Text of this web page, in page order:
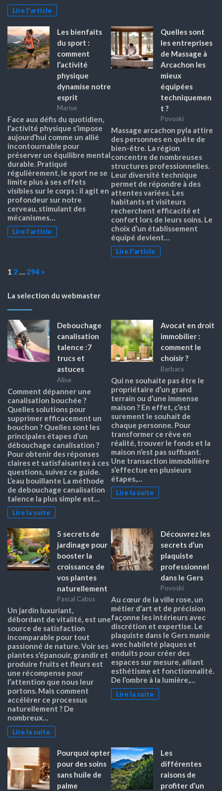
Lire l'article
Les bienfaits
du sport :
comment
l’activité
physique
dynamise notre
esprit
Marise
Face aux défis du quotidien,
l’activité physique s’impose
aujourd’hui comme un allié
incontournable pour
préserver un équilibre mental
durable. Pratiqué
régulièrement, le sport ne se
limite plus à ses effets
visibles sur le corps : il agit en
profondeur sur notre
cerveau, stimulant des
mécanismes…
Lire l'article
Quelles sont
les entreprises
de Massage à
Arcachon les
mieux
équipées
techniquemen
t ?
Povoski
Massage arcachon pyla attire
des personnes en quête de
bien-être. La région
concentre de nombreuses
structures professionnelles.
Leur diversité technique
permet de répondre à des
attentes variées. Les
habitants et visiteurs
recherchent efficacité et
confort lors de leurs soins. Le
choix d’un établissement
équipé devient…
Lire l'article
Page:
1 2 … 294 Next
»
La selection du webmaster
Debouchage
canalisation
talence :7
trucs et
astuces
Aline
Comment dépanner une
canalisation bouchée ?
Quelles solutions pour
supprimer efficacement un
bouchon ? Quelles sont les
principales étapes d’un
débouchage canalisation ?
Pour obtenir des réponses
claires et satisfaisantes à ces
questions, suivez ce guide.
L’eau bouillante La méthode
de debouchage canalisation
talence la plus simple est…
Lire la suite
Avocat en droit
immobilier :
comment le
choisir ?
Barbara
Qui ne souhaite pas être le
propriétaire d’un grand
terrain ou d’une immense
maison ? En effet, c’est
surement le souhait de
chaque personne. Pour
transformer ce rêve en
réalité, trouver le fonds et la
maison n’est pas suffisant.
Une transaction immobilière
s’effectue en plusieurs
étapes,…
Lire la suite
5 secrets de
jardinage pour
booster la
croissance de
vos plantes
naturellement
Pascal Cabus
Un jardin luxuriant,
débordant de vitalité, est une
source de satisfaction
incomparable pour tout
passionné de nature. Voir ses
plantes s’épanouir, grandir et
produire fruits et fleurs est
une récompense pour
l’attention que nous leur
portons. Mais comment
accélérer ce processus
naturellement ? De
nombreux…
Lire la suite
Découvrez les
secrets d’un
plaquiste
professionnel
dans le Gers
Povoski
Au cœur de la ville rose, un
métier d’art et de précision
façonne les intérieurs avec
discrétion et expertise. Le
plaquiste dans le Gers manie
avec habileté plaques et
enduits pour créer des
espaces sur mesure, alliant
esthétisme et fonctionnalité.
De l’ombre à la lumière,…
Lire la suite
Pourquoi opter
pour des soins
sans huile de
palme
Les
différentes
raisons de
profiter d’un